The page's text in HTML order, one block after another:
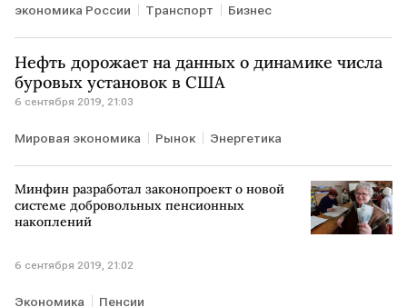
экономика России Транспорт Бизнес
Нефть дорожает на данных о динамике числа
буровых установок в США
6 сентября 2019, 21:03
Мировая экономика Рынок Энергетика
Минфин разработал законопроект о новой
системе добровольных пенсионных
накоплений
6 сентября 2019, 21:02
Экономика Пенсии